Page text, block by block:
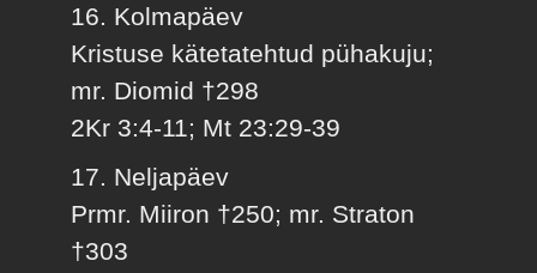
16. Kolmapäev
Kristuse kätetatehtud pühakuju;
mr. Diomid †298
2Kr 3:4-11; Mt 23:29-39
17. Neljapäev
Prmr. Miiron †250; mr. Straton
†303